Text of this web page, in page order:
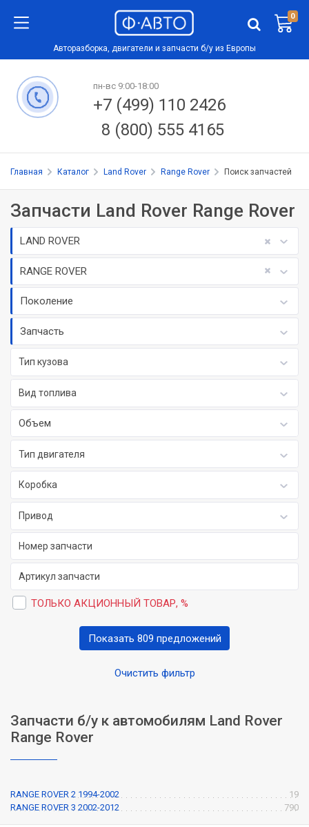
0
Авторазборка, двигатели и запчасти б/у из Европы
пн-вс 9:00-18:00
+7 (499) 110 2426
8 (800) 555 4165
Главная Каталог Land Rover Range Rover Поиск запчастей
Запчасти Land Rover Range Rover
LAND ROVER
RANGE ROVER
Поколение
Запчасть
Тип кузова
Вид топлива
Объем
Тип двигателя
Коробка
Привод
ТОЛЬКО АКЦИОННЫЙ ТОВАР, %
Очистить фильтр
Показать 809 предложений
Запчасти б/у к автомобилям Land Rover
Range Rover
RANGE ROVER 2 1994-2002
19
RANGE ROVER 3 2002-2012
790